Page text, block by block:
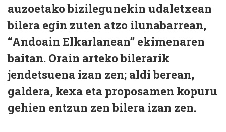
auzoetako bizilegunekin udaletxean
bilera egin zuten atzo ilunabarrean,
“Andoain Elkarlanean” ekimenaren
baitan. Orain arteko bilerarik
jendetsuena izan zen; aldi berean,
galdera, kexa eta proposamen kopuru
gehien entzun zen bilera izan zen.